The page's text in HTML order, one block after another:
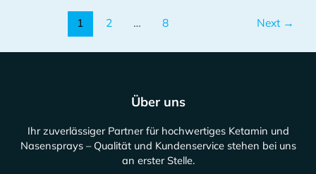
1 2 … 8 Next →
Über uns
Ihr zuverlässiger Partner für hochwertiges Ketamin und
Nasensprays – Qualität und Kundenservice stehen bei uns
an erster Stelle.